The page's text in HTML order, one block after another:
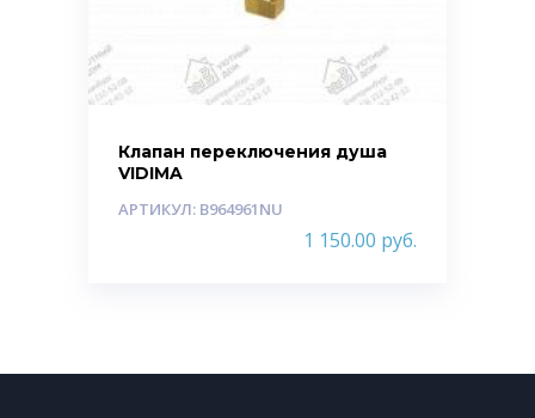
Клапан переключения душа
VIDIMA
АРТИКУЛ: B964961NU
1 150.00 руб.